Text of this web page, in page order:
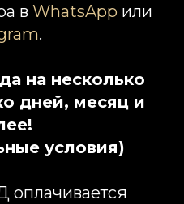
в WhatsApp или
.
на несколько
дней, месяц и
условия)
оплачивается